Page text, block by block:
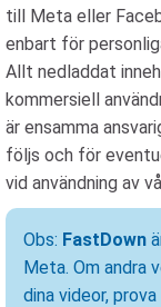
till Meta eller
enbart för
Allt nedladdat
kommersiell
är ensamma
följs och för
vid användning av
Obs: FastDown
Meta. Om andra
dina videor, prova